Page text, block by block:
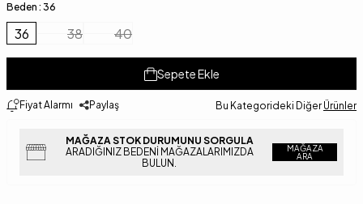
Beden : 36
36 38 40
Sepete Ekle
Fiyat Alarmı Paylaş Bu Kategorideki Diğer Ürünler
MAĞAZA STOK DURUMUNU SORGULA
ARADIĞINIZ BEDENI MAĞAZALARIMIZDA
BULUN.
MAĞAZA
ARA